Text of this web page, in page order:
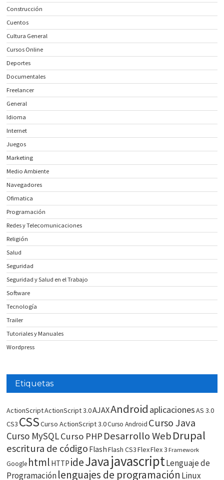
Construcción
Cuentos
Cultura General
Cursos Online
Deportes
Documentales
Freelancer
General
Idioma
Internet
Juegos
Marketing
Medio Ambiente
Navegadores
Ofimatica
Programación
Redes y Telecomunicaciones
Religión
Salud
Seguridad
Seguridad y Salud en el Trabajo
Software
Tecnología
Trailer
Tutoriales y Manuales
Wordpress
Etiquetas
ActionScriptActionScript 3.0AJAXAndroid aplicacionesAS 3.0
CS3 CSSCurso ActionScript 3.0Curso Android Curso Java
Curso MySQLCurso PHP Desarrollo WebDrupal
escritura de código FlashFlash CS3FlexFlex 3 Framework
Google html HTTP ideJavajavascriptLenguaje de
Programaciónlenguajes de programación Linux